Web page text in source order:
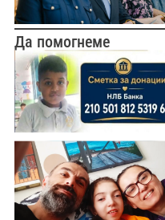
Да помогнеме